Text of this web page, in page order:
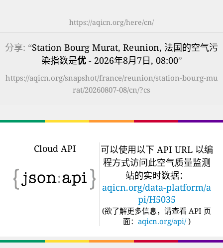
https://aqicn.org/here/cn/
分享: “Station Bourg Murat, Reunion, 法国的空气污
染指数是优- 2026年8月7日, 08:00”
https://aqicn.org/snapshot/france/reunion/station-bourg-mu
rat/20260807-08/cn/?cs
Cloud API
可以使用以下 API URL 以编
程方式访问此空气质量监测
站的实时数据：
aqicn.org/data-platform/a
pi/H5035
(欲了解更多信息，请查看 API 页
面： aqicn.org/api/ )